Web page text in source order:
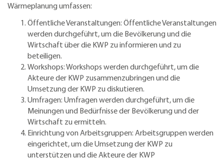
Wärmeplanung umfassen:
Öffentliche Veranstaltungen: Öffentliche Veranstaltungen
werden durchgeführt, um die Bevölkerung und die
Wirtschaft über die KWP zu informieren und zu
beteiligen.
Workshops: Workshops werden durchgeführt, um die
Akteure der KWP zusammenzubringen und die
Umsetzung der KWP zu diskutieren.
Umfragen: Umfragen werden durchgeführt, um die
Meinungen und Bedürfnisse der Bevölkerung und der
Wirtschaft zu ermitteln.
Einrichtung von Arbeitsgruppen: Arbeitsgruppen werden
eingerichtet, um die Umsetzung der KWP zu
unterstützen und die Akteure der KWP